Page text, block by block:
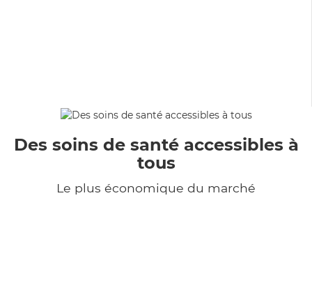
Des soins de santé accessibles à
tous
Le plus économique du marché